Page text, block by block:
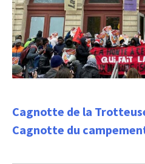
Cagnotte de la
Cagnotte du